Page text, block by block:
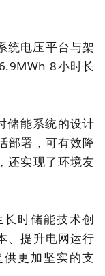
统电压平台与架
8小时长
储能系统的设计
部署，可有效降
还实现了环境友
时储能技术创
、提升电网运行
更加坚实的支